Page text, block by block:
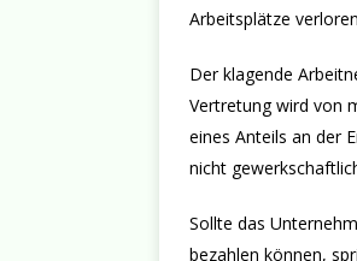
Arbeitsplätze
Der klagende
Vertretung wird von
eines Anteils an der
nicht
Sollte das
bezahlen können,